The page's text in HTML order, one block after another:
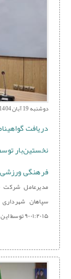
دوشنبه 19 آبان 1404
نخستین‌بار
فرهنگی ورزشی
مدیرعامل شرکت
سپاهان شهرداری
۹۰۰۱:۲۰۱۵ توسط این شرکت برای نخستین بار خبر داد.